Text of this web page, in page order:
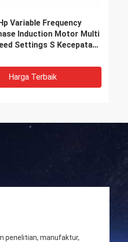
Dust Proof 380V-
Phase Variable
Drive Cabinet System
Harga Terbaik
penelitian, manufaktur,